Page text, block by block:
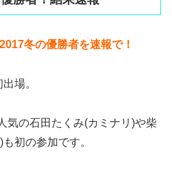
冬の優勝者を速報で！
場。
気の石田たくみ(カミナリ)や柴
初の参加です。